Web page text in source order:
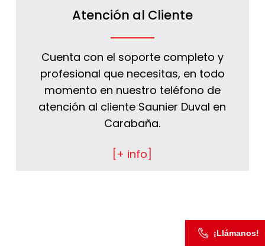
Atención al Cliente
Cuenta con el soporte completo y
profesional que necesitas, en todo
momento en nuestro teléfono de
atención al cliente Saunier Duval en
Carabaña.
[+ info]
¡Llámanos!